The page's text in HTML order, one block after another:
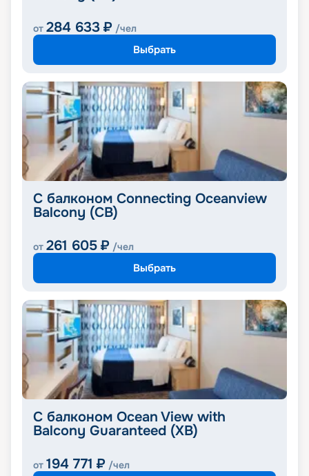
от 284 633 ₽ /чел
Выбрать
С балконом Connecting Oceanview
Balcony (CB)
от 261 605 ₽ /чел
Выбрать
С балконом Ocean View with
Balcony Guaranteed (XB)
от 194 771 ₽ /чел